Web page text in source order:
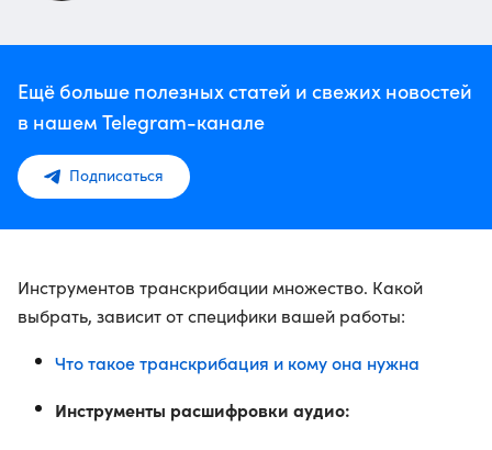
Ещё больше полезных статей и свежих новостей
в нашем Telegram-канале
Подписаться
Инструментов транскрибации множество. Какой
выбрать, зависит от специфики вашей работы:
Что такое транскрибация и кому она нужна
Инструменты расшифровки аудио: